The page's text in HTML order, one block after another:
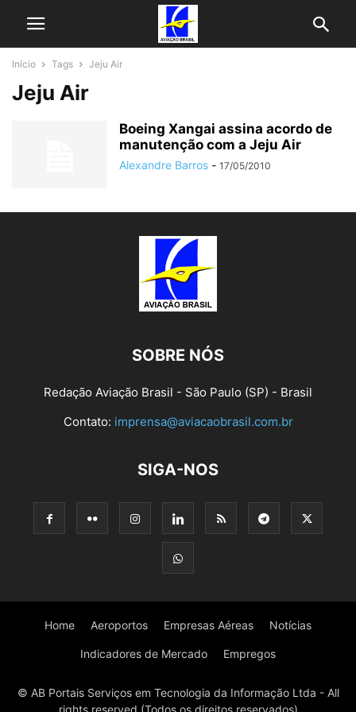
Início Tags Jeju Air
Jeju Air
Boeing Xangai assina acordo de
manutenção com a Jeju Air
Alexandre Barros - 17/05/2010
SOBRE NÓS
Redação Aviação Brasil - São Paulo (SP) - Brasil
Contato: imprensa@aviacaobrasil.com.br
SIGA-NOS
Home Aeroportos Empresas Aéreas Notícias
Indicadores de Mercado Empregos
© AB Portais Serviços em Tecnologia da Informação Ltda - All
rights reserved (Todos os direitos reservados)